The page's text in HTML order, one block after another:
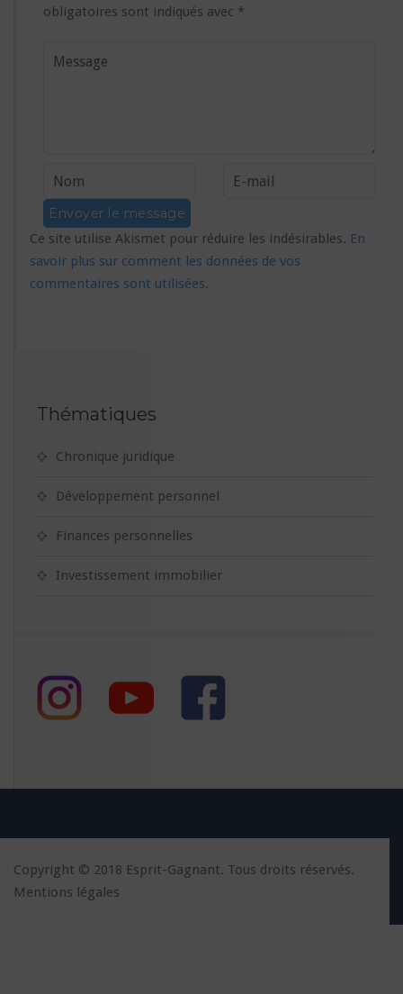
obligatoires sont indiqués avec *
Ce site utilise Akismet pour réduire les indésirables. En
savoir plus sur comment les données de vos
commentaires sont utilisées.
Thématiques
Chronique juridique
Développement personnel
Finances personnelles
Investissement immobilier
Copyright © 2018 Esprit-Gagnant. Tous droits réservés.
Mentions légales